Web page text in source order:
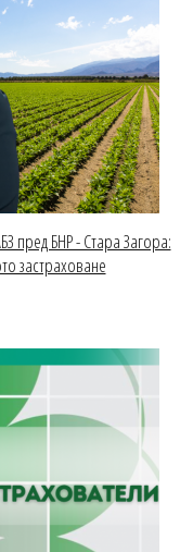
пред БНР - Стара Загора:
застраховане